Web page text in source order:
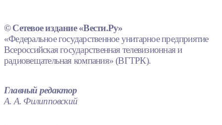
© Сетевое издание «Вести.Ру»
«Федеральное государственное унитарное предприятие
Всероссийская государственная телевизионная и
радиовещательная компания» (ВГТРК).
Главный редактор
А. А. Филипповский